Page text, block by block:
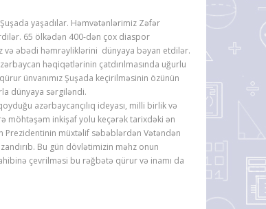
yaşadılar. Həmvətənlərimiz Zəfər
65 ölkədən 400-dən çox diaspor
və əbədi həmrəyliklərini dünyaya bəyan etdilər.
həqiqətlərinin çatdırılmasında uğurlu
ünvanımız Şuşada keçirilməsinin özünün
dünyaya sərgiləndi.
azərbaycançılıq ideyası, milli birlik və
möhtəşəm inkişaf yolu keçərək tarixdəki ən
müxtəlif səbəblərdən Vətəndən
Bu gün dövlətimizin məhz onun
çevrilməsi bu rəğbətə qürur və inamı da